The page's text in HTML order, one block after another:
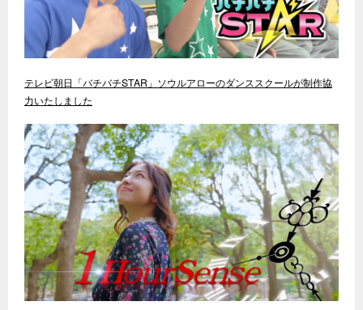
テレビ朝日「バチバチSTAR」ソウルアローのダンススクールが制作協
力いたしました